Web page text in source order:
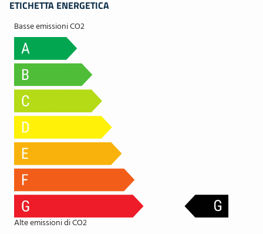
ETICHETTA ENERGETICA
Basse emissioni CO2
Alte emissioni di CO2